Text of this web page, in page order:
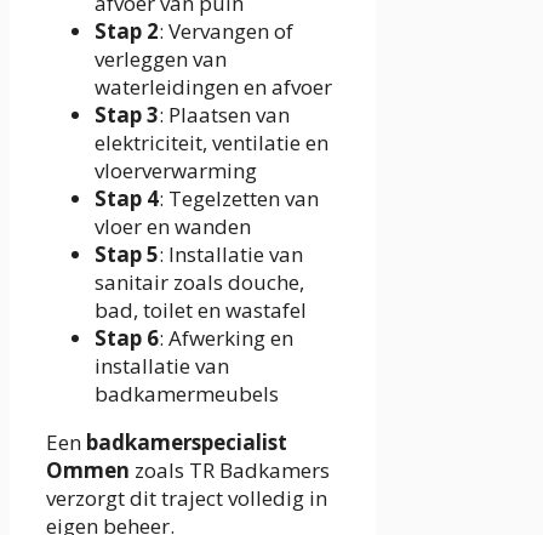
Stap 2: Vervangen of
verleggen van
waterleidingen en afvoer
Stap 3: Plaatsen van
elektriciteit, ventilatie en
vloerverwarming
Stap 4: Tegelzetten van
vloer en wanden
Stap 5: Installatie van
sanitair zoals douche,
bad, toilet en wastafel
Stap 6: Afwerking en
installatie van
badkamermeubels
Een badkamerspecialist
Ommen zoals TR Badkamers
verzorgt dit traject volledig in
eigen beheer.